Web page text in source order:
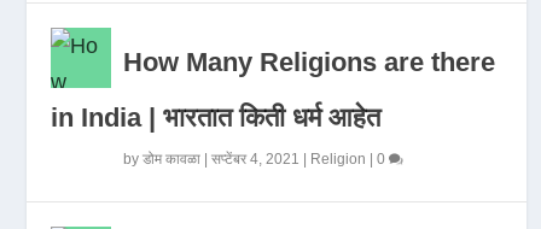
How Many Religions are there
in India | भारतात किती धर्म आहेत
byडोम कावळा |सप्टेंबर 4, 2021 Religion |0